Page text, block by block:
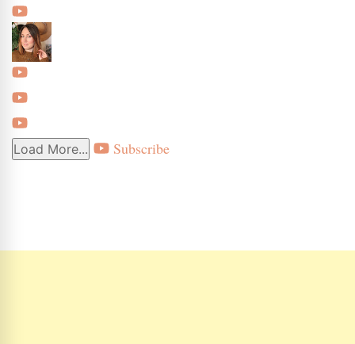
Load More... Subscribe